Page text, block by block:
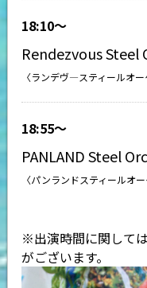
18:10〜
Rendezvous Steel
〈ランデヴ―スティールオー
18:55〜
PANLAND Steel
〈パンランドスティールオー
※出演時間に関して
がございます。